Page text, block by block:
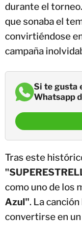
durante el
que sonaba el
convirtiéndose
campaña
Si te gusta
Whatsapp
Tras este
como uno de los
Azul". La
convertirse en